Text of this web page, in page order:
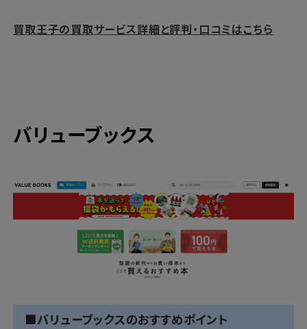
買取王子の買取サービス詳細と評判・口コミはこちら
バリューブックス
■バリューブックスのおすすめポイント